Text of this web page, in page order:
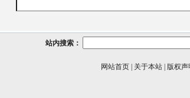
站内搜索：
网站首页 关于本站 版权声